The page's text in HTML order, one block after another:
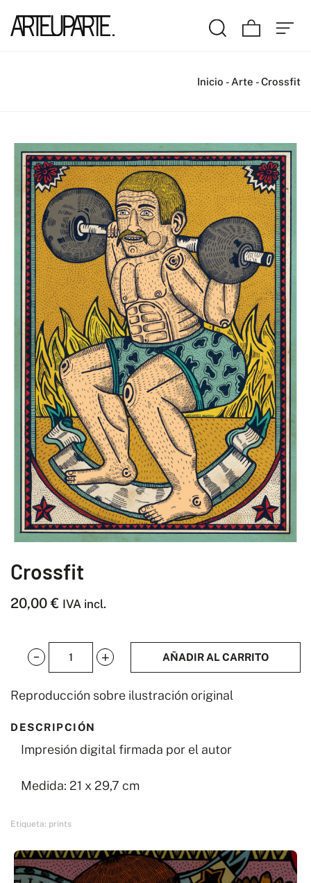
Inicio - Arte -Crossfit
Crossfit
20,00€ IVA incl.
Crossfit
cantidad
AÑADIR AL CARRITO
Reproducción sobre ilustración original
DESCRIPCIÓN
Impresión digital firmada por el autor
Medida: 21 x 29,7 cm
Etiqueta: prints